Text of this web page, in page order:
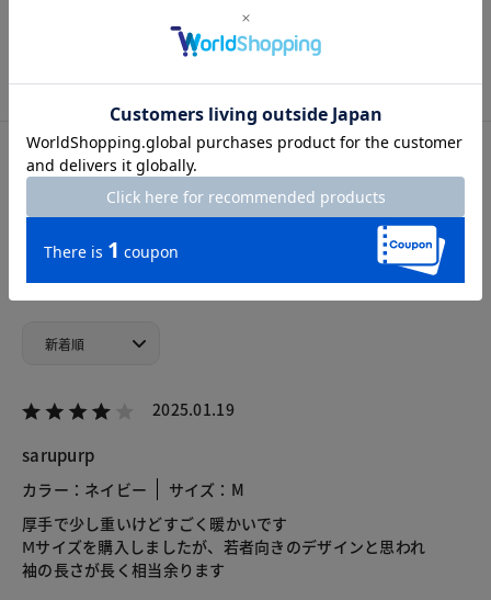
M L XL
カスタマーレビュー
総合評価
4.0
2025.01.19
sarupurp
カラー：ネイビー
サイズ：M
厚手で少し重いけどすごく暖かいです
Ⅿサイズを購入しましたが、若者向きのデザインと思われ
袖の長さが長く相当余ります